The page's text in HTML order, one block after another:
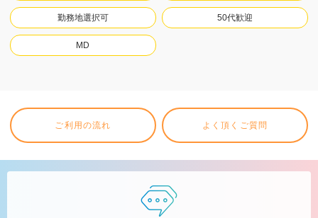
勤務地選択可 50代歓迎
MD
ご利用の流れ よく頂くご質問